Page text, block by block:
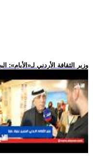
.. وزير الثقافة الأردني